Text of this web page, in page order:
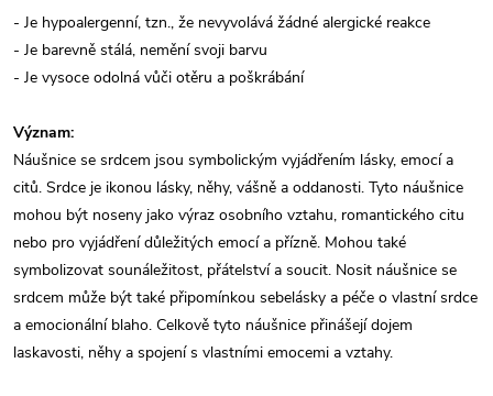
- Je hypoalergenní, tzn., že nevyvolává žádné alergické reakce
- Je barevně stálá, nemění svoji barvu
- Je vysoce odolná vůči otěru a poškrábání
Význam:
Náušnice se srdcem jsou symbolickým vyjádřením lásky, emocí a
citů. Srdce je ikonou lásky, něhy, vášně a oddanosti. Tyto náušnice
mohou být noseny jako výraz osobního vztahu, romantického citu
nebo pro vyjádření důležitých emocí a přízně. Mohou také
symbolizovat sounáležitost, přátelství a soucit. Nosit náušnice se
srdcem může být také připomínkou sebelásky a péče o vlastní srdce
a emocionální blaho. Celkově tyto náušnice přinášejí dojem
laskavosti, něhy a spojení s vlastními emocemi a vztahy.